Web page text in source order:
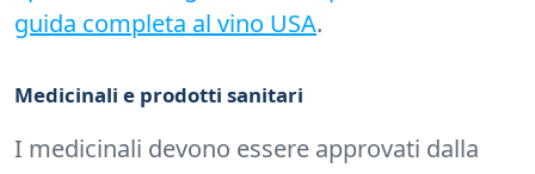
guida completa al vino USA.
Medicinali e prodotti sanitari
I medicinali devono essere approvati dalla